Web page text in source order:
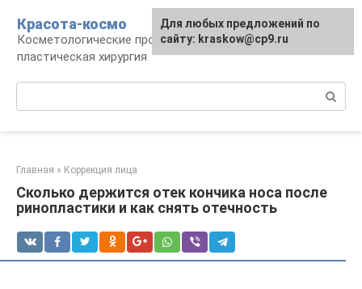
контенту
Красота-космо
Косметологические процедуры,
пластическая хирургия
Главная » Коррекция лица
Сколько держится отек кончика носа после
ринопластики и как снять отечность
Для любых предложений по
сайту: kraskow@cp9.ru